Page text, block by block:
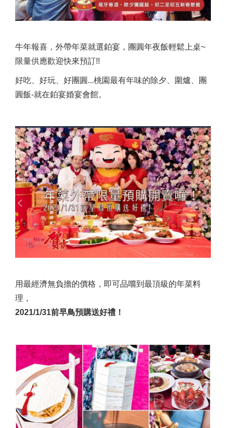
牛年報喜，外帶年菜就選鉑宴，團圓年夜飯輕鬆上桌~
限量供應歡迎快來預訂!!
好吃、好玩、好團圓...桃園最有年味的除夕、圍爐、團
圓飯-就在鉑宴婚宴會館。
用最經濟無負擔的價格，即可品嚐到最頂級的年菜料
理，
2021/1/31前早鳥預購送好禮！